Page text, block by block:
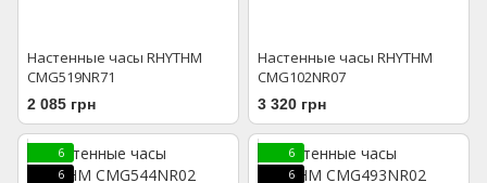
Настенные часы RHYTHM
CMG519NR71
2 085 грн
Настенные часы RHYTHM
CMG102NR07
3 320 грн
6
6
6
6